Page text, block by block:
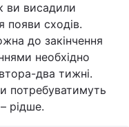
ви висадили
появи сходів.
до закінчення
необхідно
два тижні.
потребуватимуть
рідше.